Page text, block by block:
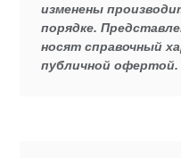
изменены
порядке.
носят справочный
публичной офертой.